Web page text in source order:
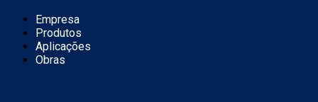
Empresa
Produtos
Aplicações
Obras